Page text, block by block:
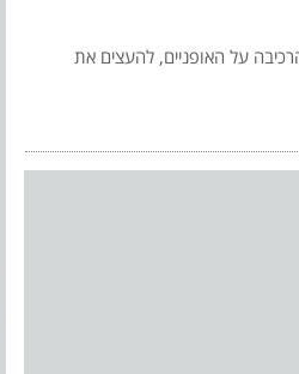
הרכיבה על האופניים, להעצים את